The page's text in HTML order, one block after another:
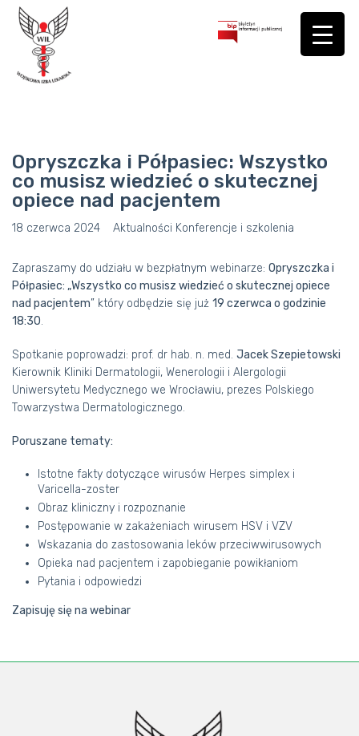
Opryszczka i Półpasiec: Wszystko
co musisz wiedzieć o skutecznej
opiece nad pacjentem
18 czerwca 2024 Aktualności Konferencje i szkolenia
Zapraszamy do udziału w bezpłatnym webinarze: Opryszczka i
Półpasiec: „Wszystko co musisz wiedzieć o skutecznej opiece
nad pacjentem” który odbędzie się już 19 czerwca o godzinie
18:30.
Spotkanie poprowadzi: prof. dr hab. n. med. Jacek Szepietowski
Kierownik Kliniki Dermatologii, Wenerologii i Alergologii
Uniwersytetu Medycznego we Wrocławiu, prezes Polskiego
Towarzystwa Dermatologicznego.
Poruszane tematy:
Istotne fakty dotyczące wirusów Herpes simplex i
Varicella-zoster
Obraz kliniczny i rozpoznanie
Postępowanie w zakażeniach wirusem HSV i VZV
Wskazania do zastosowania leków przeciwwirusowych
Opieka nad pacjentem i zapobieganie powikłaniom
Pytania i odpowiedzi
Zapisuję się na webinar